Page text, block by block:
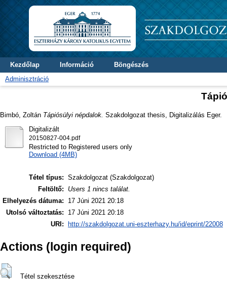
Kezdőlap Információ
Böngészés
Adminisztráció
Bimbó, Zoltán Tápiósülyi népdalok. Szakdolgozat thesis, Digitalizálás Eger.
Digitalizált
20150827-004.pdf
Restricted to Registered users only
Download (4MB)
Tétel típus: Szakdolgozat (Szakdolgozat)
Feltöltő:
Users 1 nincs találat.
Elhelyezés dátuma:
17 Júni 2021 20:18
Utolsó változtatás:
17 Júni 2021 20:18
URI:
http://szakdolgozat.uni-eszterhazy.hu/id/eprint/22008
Actions (login required)
Tétel szekesztése